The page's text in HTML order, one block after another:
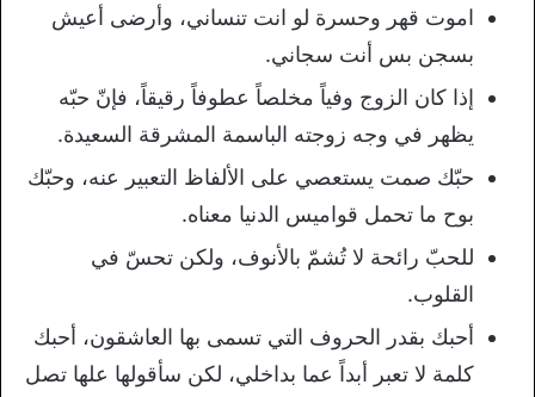
اموت قهر وحسرة لو انت تنساني، وأرضى أعيش
بسجن بس أنت سجاني.
إذا كان الزوج وفياً مخلصاً عطوفاً رقيقاً، فإنّ حبّه
يظهر في وجه زوجته الباسمة المشرقة السعيدة.
حبّك صمت يستعصي على الألفاظ التعبير عنه، وحبّك
بوح ما تحمل قواميس الدنيا معناه.
للحبّ رائحة لا تُشمّ بالأنوف، ولكن تحسّ في
القلوب.
أحبك بقدر الحروف التي تسمى بها العاشقون، أحبك
كلمة لا تعبر أبداً عما بداخلي، لكن سأقولها علها تصل